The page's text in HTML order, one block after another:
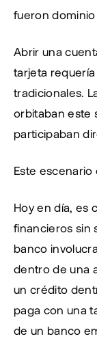
fueron
Abrir una
tarjeta
tradicionales.
orbitaban este
participaban
Este
Hoy en día, es
financieros sin
banco
dentro de una
un crédito
paga con una
de un banco